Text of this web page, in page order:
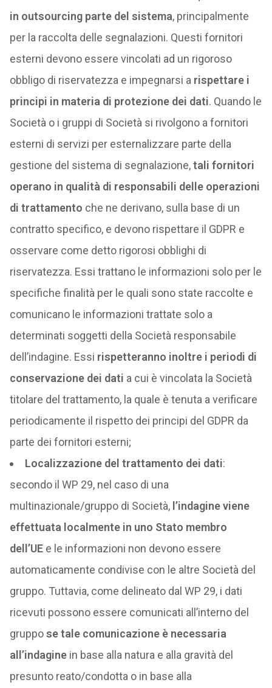
in outsourcing parte del sistema, principalmente
per la raccolta delle segnalazioni. Questi fornitori
esterni devono essere vincolati ad un rigoroso
obbligo di riservatezza e impegnarsi a rispettare i
principi in materia di protezione dei dati. Quando le
Società o i gruppi di Società si rivolgono a fornitori
esterni di servizi per esternalizzare parte della
gestione del sistema di segnalazione,tali fornitori
operano in qualità di responsabili delle operazioni
di trattamento che ne derivano, sulla base di un
contratto specifico, e devono rispettare il GDPR e
osservare come detto rigorosi obblighi di
riservatezza. Essi trattano le informazioni solo per le
specifiche finalità per le quali sono state raccolte e
comunicano le informazioni trattate solo a
determinati soggetti della Società responsabile
dell’indagine. Essi rispetteranno inoltre i periodi di
conservazione dei dati a cui è vincolata la Società
titolare del trattamento, la quale è tenuta a verificare
periodicamente il rispetto dei principi del GDPR da
parte dei fornitori esterni;
Localizzazione del trattamento dei dati:
secondo il WP 29, nel caso di una
multinazionale/gruppo di Società, l’indagine viene
effettuata localmente in uno Stato membro
dell’UEe le informazioni non devono essere
automaticamente condivise con le altre Società del
gruppo. Tuttavia, come delineato dal WP 29, i dati
ricevuti possono essere comunicati all’interno del
gruppose tale comunicazione è necessaria
all’indaginein base alla natura e alla gravità del
presunto reato/condotta o in base alla